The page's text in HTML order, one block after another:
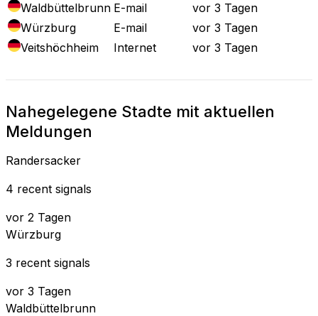
Waldbüttelbrunn E-mail
vor 3 Tagen
Würzburg
E-mail
vor 3 Tagen
Veitshöchheim
Internet vor 3 Tagen
Nahegelegene Stadte mit aktuellen
Meldungen
Randersacker
4 recent signals
vor 2 Tagen
Würzburg
3 recent signals
vor 3 Tagen
Waldbüttelbrunn